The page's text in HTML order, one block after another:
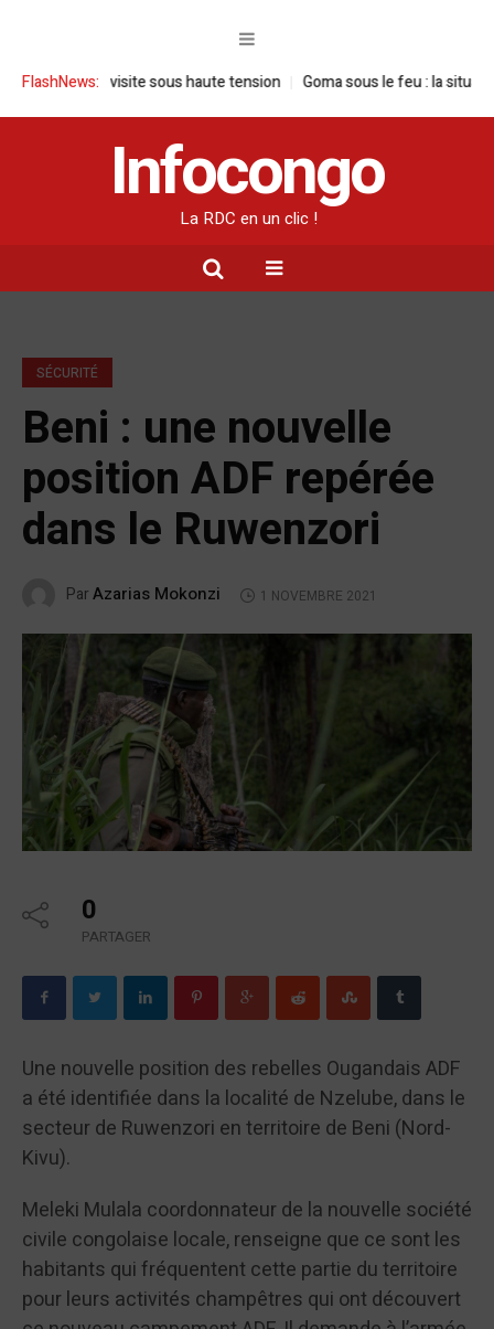
FlashNews:
: une visite sous haute tension Goma sous le feu : la situation
Infocongo
La RDC en un clic !
SÉCURITÉ
Beni : une nouvelle
position ADF repérée
dans le Ruwenzori
ParAzarias Mokonzi 1 NOVEMBRE 2021
0
PARTAGER
Une nouvelle position des rebelles Ougandais ADF
a été identifiée dans la localité de Nzelube, dans le
secteur de Ruwenzori en territoire de Beni (Nord-
Kivu).
Meleki Mulala coordonnateur de la nouvelle société
civile congolaise locale, renseigne que ce sont les
habitants qui fréquentent cette partie du territoire
pour leurs activités champêtres qui ont découvert